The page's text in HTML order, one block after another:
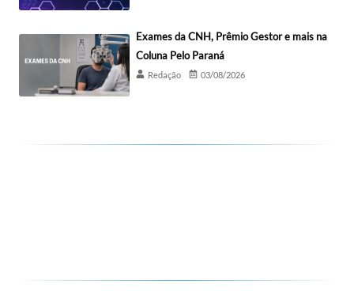
Exames da CNH, Prêmio Gestor e mais na
Coluna Pelo Paraná
Redação 03/08/2026